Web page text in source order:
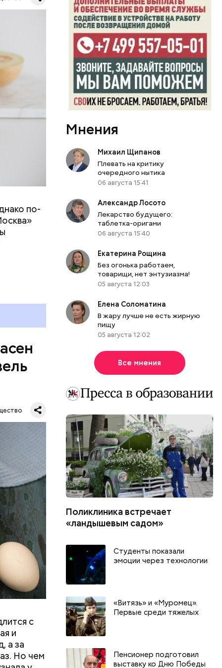
по-
с
и
а за
Но чем
ему не
лучше
к
Мнения
Михаил Щипанов
Плевать на критику
очередного нытика
06 августа 15:41
Александр Лосото
Лекарство будущего:
таблетка-оригами
06 августа 15:40
Екатерина Рощина
Без огонька работаем,
товарищи, нет энтузиазма!
05 августа 12:03
Елена Соломатина
В жару лучше не есть жирную
пищу
05 августа 12:02
Все мнения
Поликлиника встречает
«ландышевым садом»
Студенты показали
эмоции через технологии
«Витязь» и «Муромец».
Первые среди тяжелых
Пенсионер подготовил
выставку ко Дню Победы